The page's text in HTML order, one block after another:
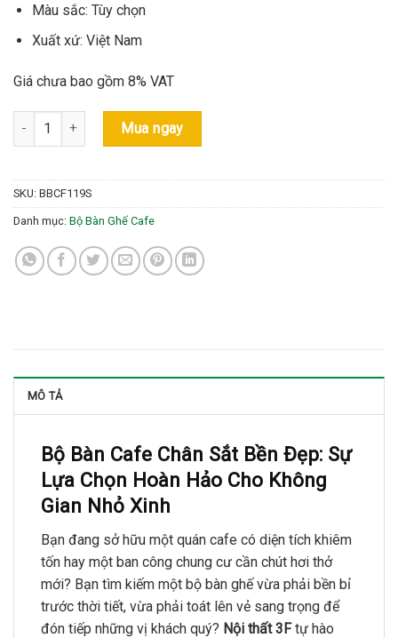
Màu sắc: Tùy chọn
Xuất xứ: Việt Nam
Giá chưa bao gồm 8% VAT
Bộ Bàn Cafe Chân Sắt Bền Đẹp - Mã: BBCF119S số lượng
Mua ngay
SKU: BBCF119S
Danh mục: Bộ Bàn Ghế Cafe
MÔ TẢ
Bộ Bàn Cafe Chân Sắt Bền Đẹp: Sự
Lựa Chọn Hoàn Hảo Cho Không
Gian Nhỏ Xinh
Bạn đang sở hữu một quán cafe có diện tích khiêm
tốn hay một ban công chung cư cần chút hơi thở
mới? Bạn tìm kiếm một bộ bàn ghế vừa phải bền bỉ
trước thời tiết, vừa phải toát lên vẻ sang trọng để
đón tiếp những vị khách quý? Nội thất 3Ftự hào